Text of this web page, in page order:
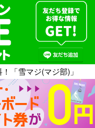
「雪マジ(マジ部)」